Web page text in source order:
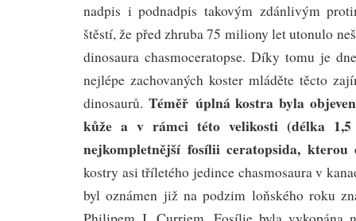
nadpis i podnadpis takovým zdánlivým
štěstí, že před zhruba 75 miliony let utonulo
dinosaura chasmoceratopse. Díky tomu je
nejlépe zachovaných koster mláděte těcto
dinosaurů. Téměř úplná kostra byla
kůže a v rámci této velikosti (délka
nejkompletnější fosílii ceratopsida, kterou
kostry asi tříletého jedince chasmosaura v
byl oznámen již na podzim loňského roku